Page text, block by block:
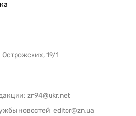
Острожских, 19/1
zn94@ukr.net
новостей: editor@zn.ua